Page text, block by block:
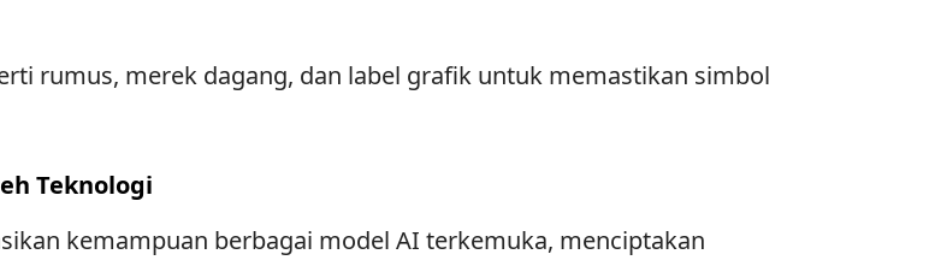
rumus, merek dagang, dan label grafik untuk memastikan simbol
Teknologi
kemampuan berbagai model AI terkemuka, menciptakan